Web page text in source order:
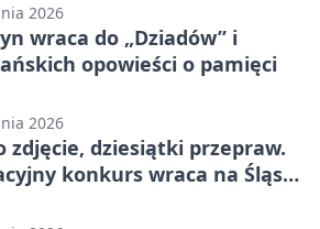
2026
wraca do „Dziadów” i
opowieści o pamięci
2026
zdjęcie, dziesiątki przepraw.
konkurs wraca na Śląsk